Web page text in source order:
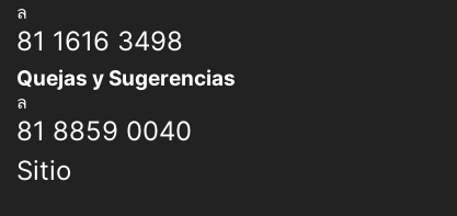
81 1616 3498
Quejas y Sugerencias
81 8859 0040
Sitio